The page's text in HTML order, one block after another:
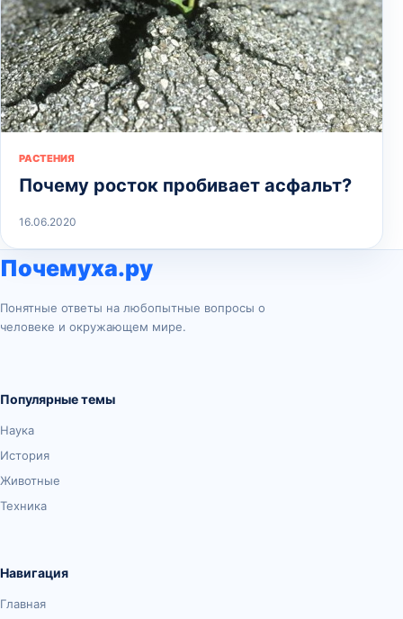
РАСТЕНИЯ
Почему росток пробивает асфальт?
16.06.2020
Почемуха.ру
Понятные ответы на любопытные вопросы о
человеке и окружающем мире.
Популярные темы
Наука
История
Животные
Техника
Навигация
Главная